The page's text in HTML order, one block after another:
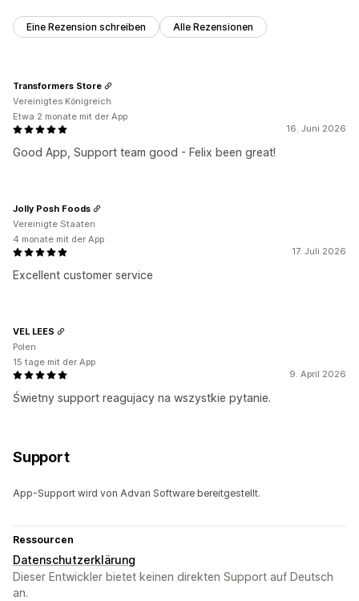
Eine Rezension schreiben Alle Rezensionen
16. Juni 2026
Good App, Support team good - Felix been great!
Transformers Store
Vereinigtes Königreich
Etwa 2 monate mit der App
17. Juli 2026
Excellent customer service
Jolly Posh Foods
Vereinigte Staaten
4 monate mit der App
9. April 2026
Świetny support reagujacy na wszystkie pytanie.
VEL LEES
Polen
15 tage mit der App
Support
App-Support wird von Advan Software bereitgestellt.
Ressourcen
Datenschutzerklärung
Dieser Entwickler bietet keinen direkten Support auf Deutsch
an.